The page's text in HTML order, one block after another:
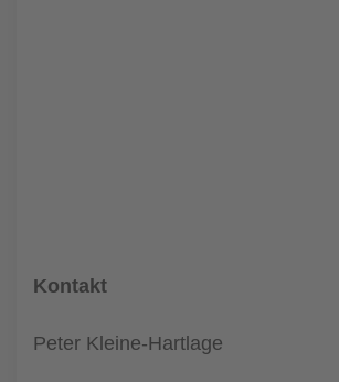
Kontakt
Peter Kleine-Hartlage